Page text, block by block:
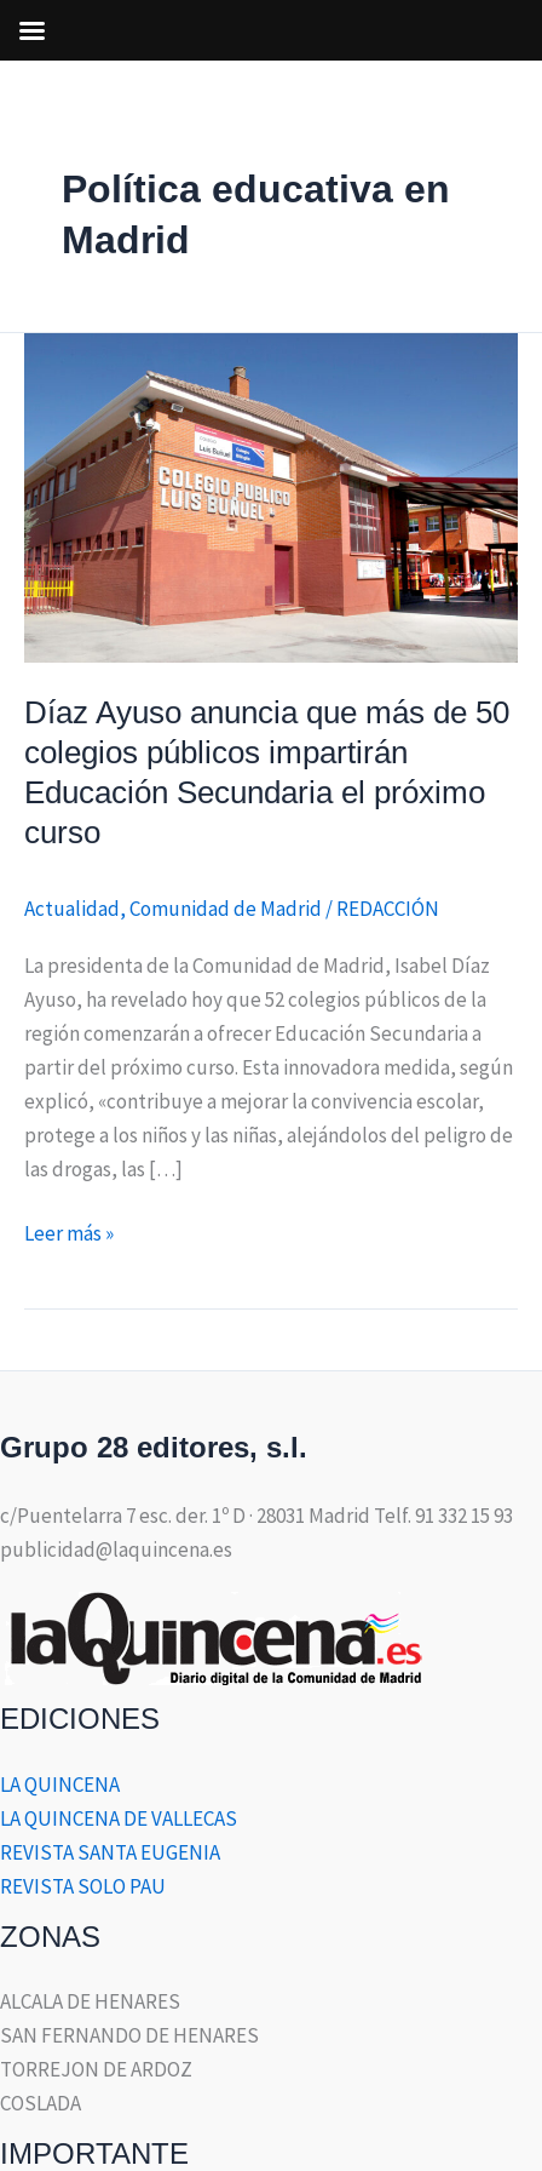
Política educativa en
Madrid
Díaz Ayuso anuncia que más de 50
colegios públicos impartirán
Educación Secundaria el próximo
curso
Actualidad,Comunidad de Madrid/REDACCIÓN
La presidenta de la Comunidad de Madrid, Isabel Díaz
Ayuso, ha revelado hoy que 52 colegios públicos de la
región comenzarán a ofrecer Educación Secundaria a
partir del próximo curso. Esta innovadora medida, según
explicó, «contribuye a mejorar la convivencia escolar,
protege a los niños y las niñas, alejándolos del peligro de
las drogas, las […]
anuncia
que
más
de
50
colegios
públicos
impartirán
Secundaria
el
próximo
curso
Leer más »
Grupo 28 editores, s.l.
c/Puentelarra 7 esc. der. 1º D · 28031 Madrid Telf. 91 332 15 93
publicidad@laquincena.es
EDICIONES
LA QUINCENA
LA QUINCENA DE VALLECAS
REVISTA SANTA EUGENIA
REVISTA SOLO PAU
ZONAS
ALCALA DE HENARES
SAN FERNANDO DE HENARES
TORREJON DE ARDOZ
COSLADA
IMPORTANTE